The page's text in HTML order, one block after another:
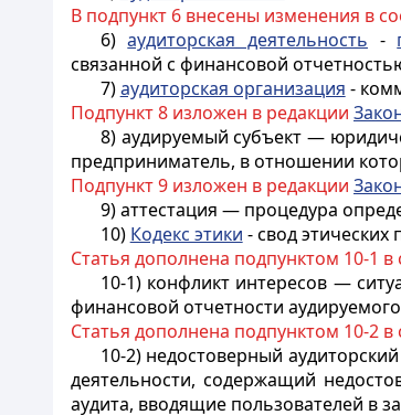
В подпункт 6 внесены изменения в
6)аудиторская деятельность -
связанной с финансовой
7)аудиторская организация -
Подпункт 8 изложен в редакции
8) аудируемый субъект —
предприниматель, в отношении
Подпункт 9 изложен в редакции
9) аттестация — процедура
10) Кодекс этики - свод
Статья дополнена подпунктом 10-1 в
10-1) конфликт интересов —
финансовой отчетности
Статья дополнена подпунктом 10-2 в
10-2) недостоверный
деятельности, содержащий
аудита, вводящие пользователей в